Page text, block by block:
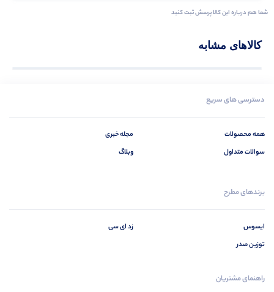
شما هم درباره این کالا پرسش ثبت کنید
کالاهای مشابه
دسترسی های سریع
همه محصولات
سوالات متداول
مجله خبری
وبلاگ
برندهای مطرح
ایسوس
توزین صدر
زد ای سی
راهنمای مشتریان